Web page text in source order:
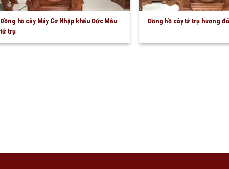
Đồng hồ cây Máy Cơ Nhập khẩu Đức Mẫu
tứ trụ
Đồng hồ cây tứ trụ hương đá